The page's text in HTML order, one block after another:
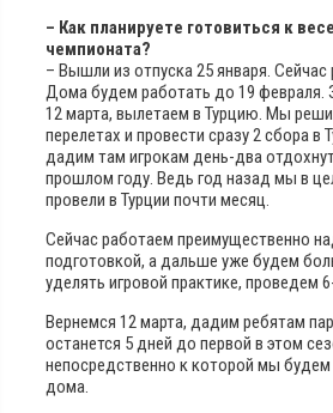
– Как планируете готовиться к
чемпионата?
– Вышли из отпуска 25 января.
Дома будем работать до 19 февраля.
12 марта, вылетаем в Турцию. Мы
перелетах и провести сразу 2 сбора в
дадим там игрокам день-два
прошлом году. Ведь год назад мы в
провели в Турции почти месяц.
Сейчас работаем преимущественно
подготовкой, а дальше уже будем
уделять игровой практике, проведем
Вернемся 12 марта, дадим ребятам
останется 5 дней до первой в этом
непосредственно к которой мы будем
дома.